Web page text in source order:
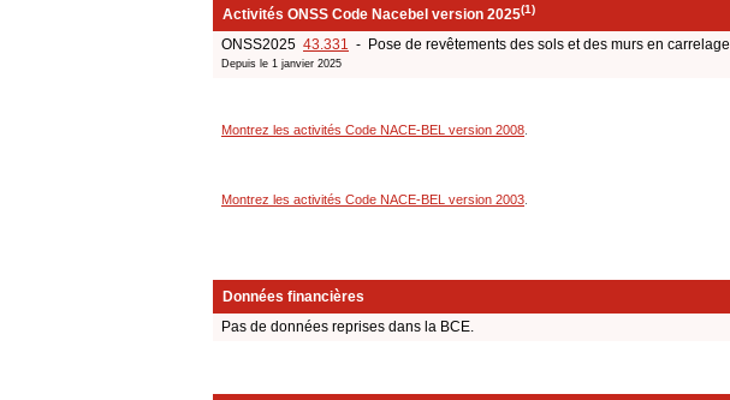
Activités ONSS Code Nacebel version 2025(1)
ONSS2025 43.331 - Pose de revêtements des sols et des murs en carrelage
Depuis le 1 janvier 2025
Montrez les activités Code NACE-BEL version 2008
Montrez les activités Code NACE-BEL version 2003
Données financières
Pas de données reprises dans la BCE.